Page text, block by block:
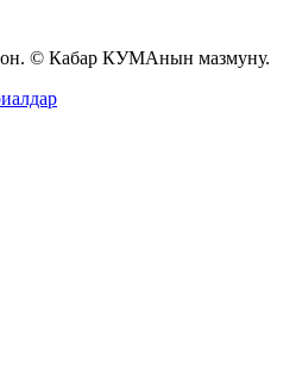
© Кабар КУМАнын мазмуну.